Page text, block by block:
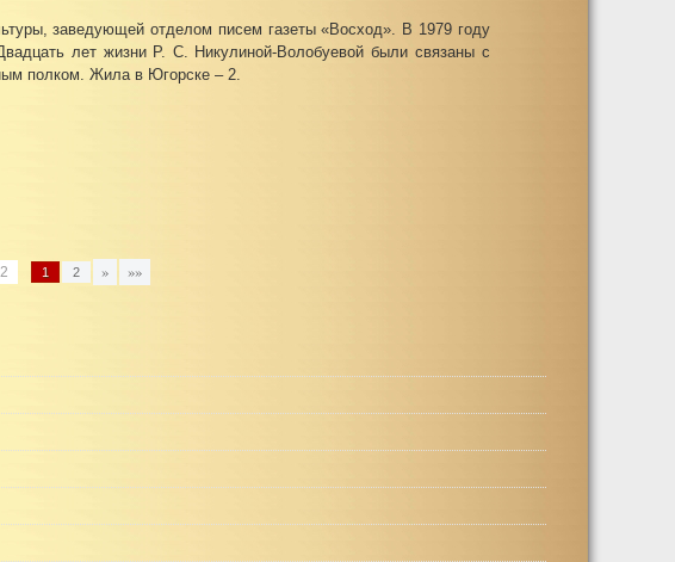
заведующей отделом писем газеты «Восход». В 1979 году
лет жизни Р. С. Никулиной-Волобуевой были связаны с
полком. Жила в Югорске – 2.
2 1 2 » »»